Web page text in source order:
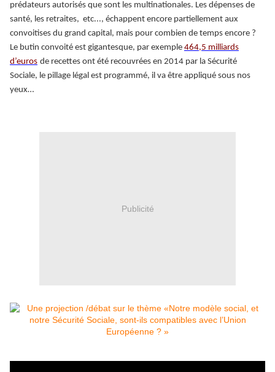
prédateurs autorisés que sont les multinationales. Les dépenses de
santé, les retraites, etc..., échappent encore partiellement aux
convoitises du grand capital, mais pour combien de temps encore ?
Le butin convoité est gigantesque, par exemple 464,5 milliards
d’euros de recettes ont été recouvrées en 2014 par la Sécurité
Sociale, le pillage légal est programmé, il va être appliqué sous nos
yeux…
Publicité